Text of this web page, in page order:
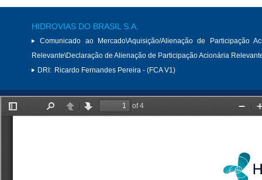
HIDROVIAS DO BRASIL S.A.
Comunicado ao Mercado\Aquisição/Alienação de Participação
Relevante\Declaração de Alienação de Participação Acionária
DRI: Ricardo Fernandes Pereira - (FCA V1)